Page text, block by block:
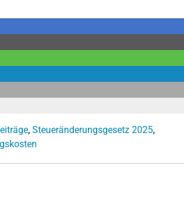
, Steueränderungsgesetz 2025,